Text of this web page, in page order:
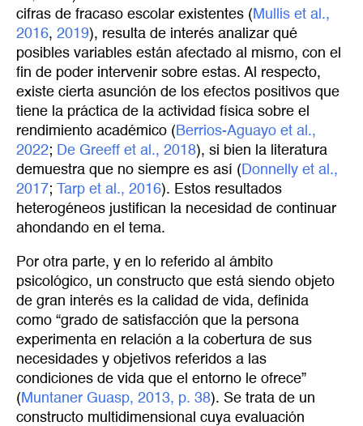
cifras de fracaso escolar existentes ( Mullis et al.,
2016, 2019), resulta de interés analizar qué
posibles variables están afectado al mismo, con el
fin de poder intervenir sobre estas. Al respecto,
existe cierta asunción de los efectos positivos que
tiene la práctica de la actividad física sobre el
rendimiento académico ( Berrios-Aguayo et al.,
2022; De Greeff et al., 2018), si bien la literatura
demuestra que no siempre es así ( Donnelly et al.,
2017; Tarp et al., 2016). Estos resultados
heterogéneos justifican la necesidad de continuar
ahondando en el tema.
Por otra parte, y en lo referido al ámbito
psicológico, un constructo que está siendo objeto
de gran interés es la calidad de vida, definida
como “grado de satisfacción que la persona
experimenta en relación a la cobertura de sus
necesidades y objetivos referidos a las
condiciones de vida que el entorno le ofrece”
( Muntaner Guasp, 2013, p. 38). Se trata de un
constructo multidimensional cuya evaluación